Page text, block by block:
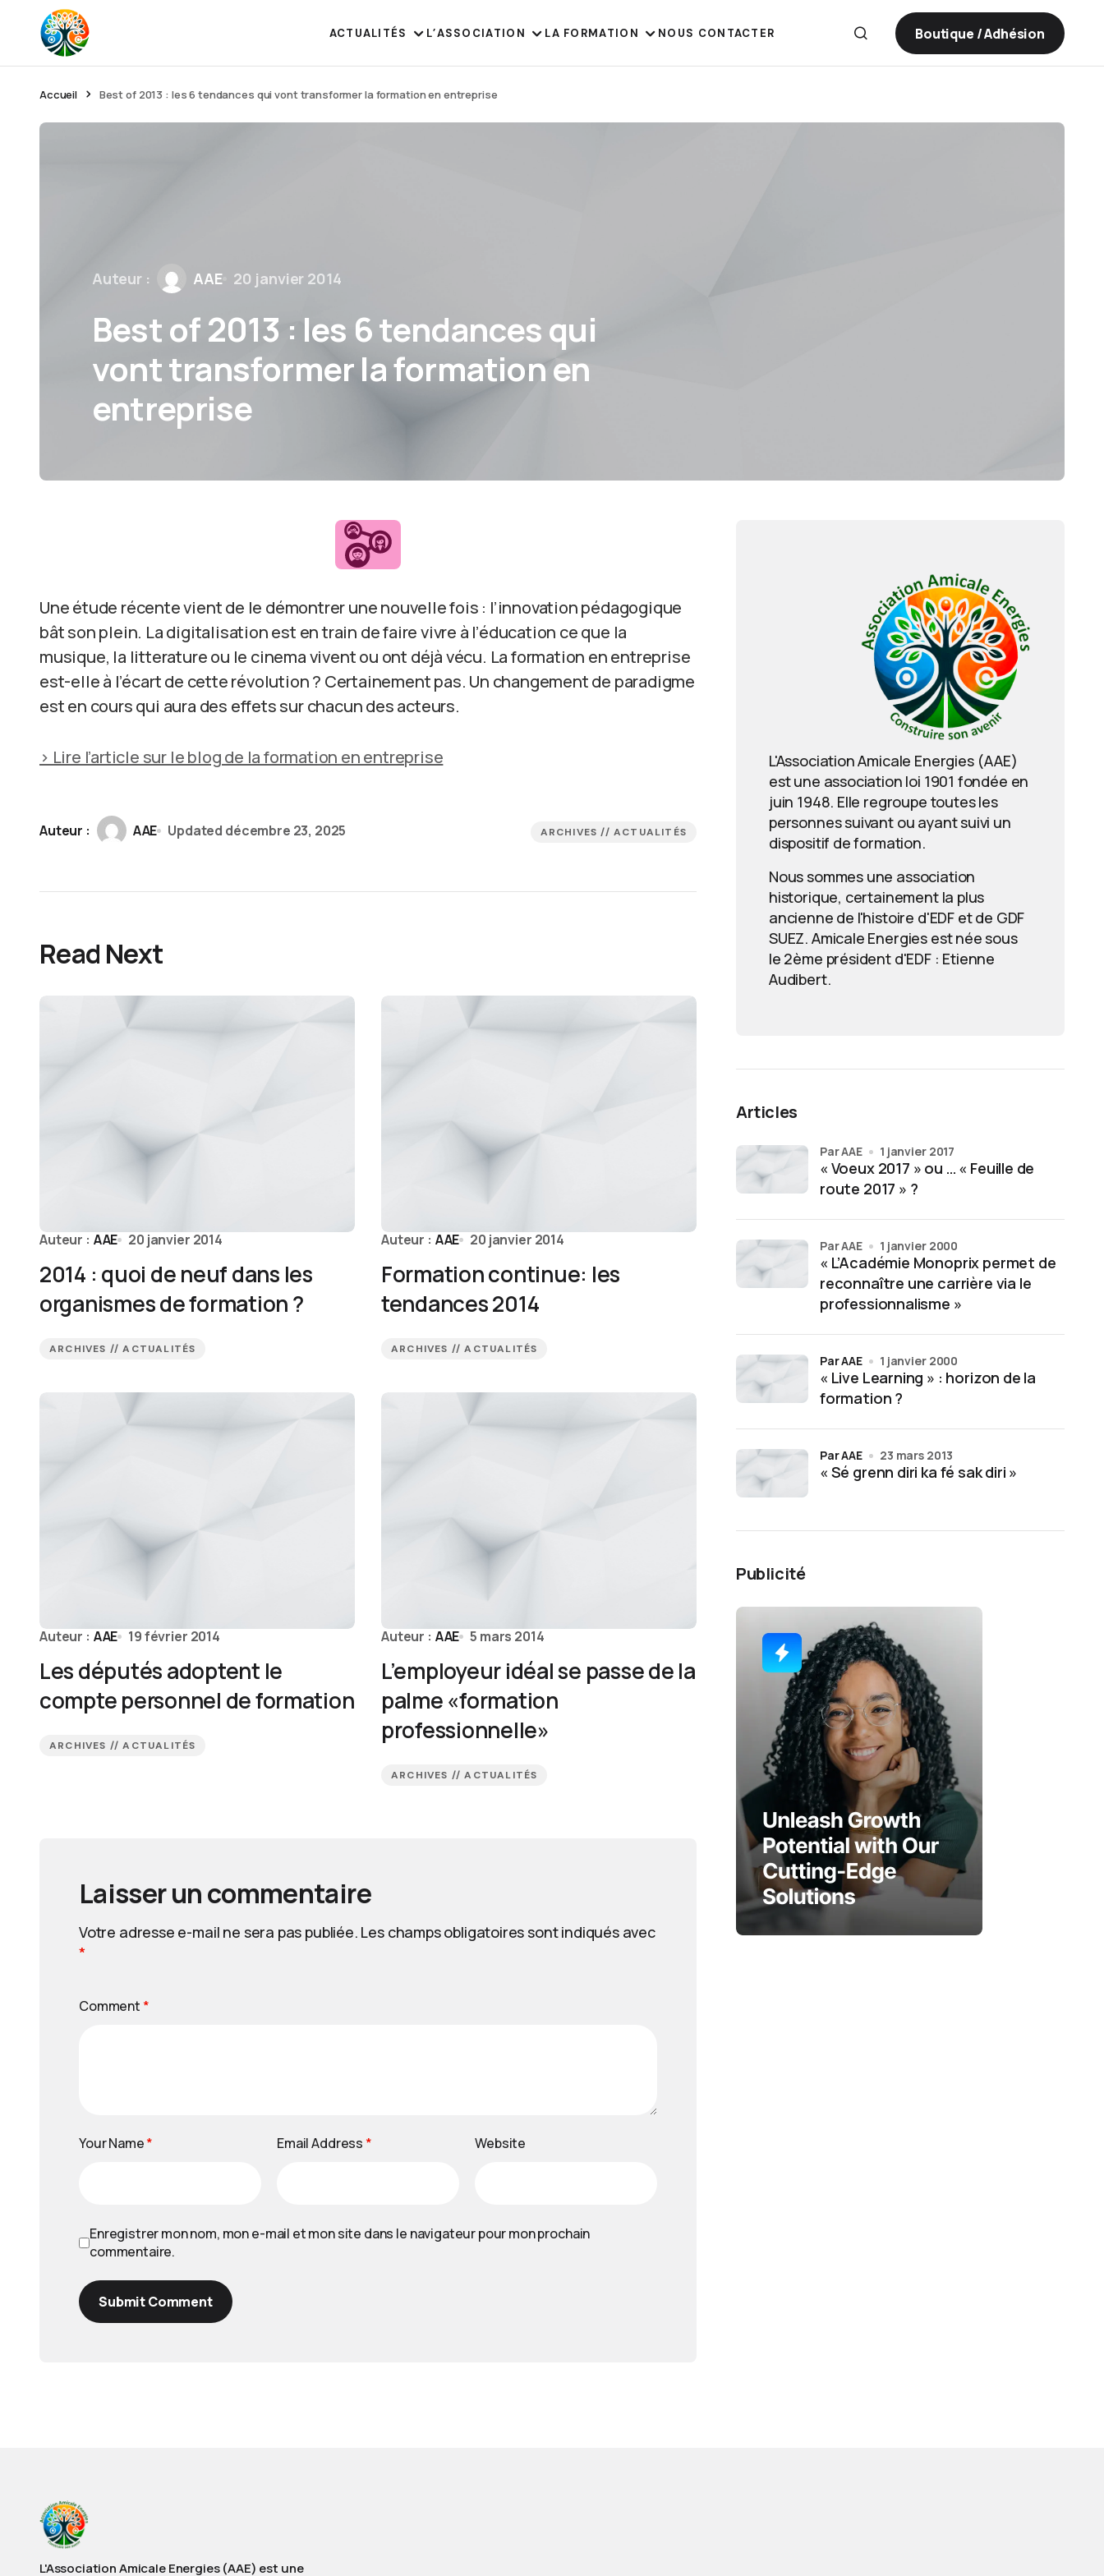
ACTUALITÉS L’ASSOCIATION LA FORMATION NOUS CONTACTER Boutique / Adhésion
Accueil Best of 2013 : les 6 tendances qui vont transformer la formation en entreprise
Auteur : AAE 20 janvier 2014
Best of 2013 : les 6 tendances qui
vont transformer la formation en
entreprise
Une étude récente vient de le démontrer une nouvelle fois : l’innovation pédagogique
bât son plein. La digitalisation est en train de faire vivre à l’éducation ce que la
musique, la litterature ou le cinema vivent ou ont déjà vécu. La formation en entreprise
est-elle à l’écart de cette révolution ? Certainement pas. Un changement de paradigme
est en cours qui aura des effets sur chacun des acteurs.
> Lire l’article sur le blog de la formation en entreprise
Auteur : AAE Updated décembre 23, 2025 ARCHIVES // ACTUALITÉS
Read Next
Auteur : AAE 20 janvier 2014
2014 : quoi de neuf dans les
organismes de formation ?
ARCHIVES // ACTUALITÉS
Auteur : AAE 20 janvier 2014
Formation continue: les
tendances 2014
ARCHIVES // ACTUALITÉS
Auteur : AAE 19 février 2014
Les députés adoptent le
compte personnel de formation
ARCHIVES // ACTUALITÉS
Auteur : AAE 5 mars 2014
L’employeur idéal se passe de la
palme «formation
professionnelle»
ARCHIVES // ACTUALITÉS
Laisser un commentaire
Votre adresse e-mail ne sera pas publiée. Les champs obligatoires sont indiqués avec
*
Comment *
Your Name* Email Address * Website
Enregistrer mon nom, mon e-mail et mon site dans le navigateur pour mon prochain
commentaire.
Submit Comment
L'Association Amicale Energies (AAE)
est une association loi 1901 fondée en
juin 1948. Elle regroupe toutes les
personnes suivant ou ayant suivi un
dispositif de formation.
Nous sommes une association
historique, certainement la plus
ancienne de l'histoire d'EDF et de GDF
SUEZ. Amicale Energies est née sous
le 2ème président d'EDF : Etienne
Audibert.
Articles
« Voeux 2017 » ou … « Feuille de
route 2017 » ?
par AAE 1 janvier 2017
« L’Académie Monoprix permet de
reconnaître une carrière via le
professionnalisme »
par AAE 1 janvier 2000
« Live Learning » : horizon de la
formation ?
par AAE 1 janvier 2000
« Sé grenn diri ka fé sak diri »
par AAE 23 mars 2013
Publicité
L'Association Amicale Energies (AAE) est une